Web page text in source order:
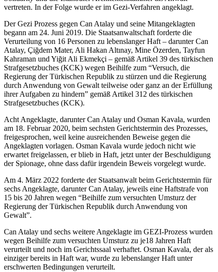
vertreten. In der Folge wurde er im Gezi-Verfahren angeklagt.
Der Gezi Prozess gegen Can Atalay und seine Mitangeklagten
begann am 24. Juni 2019. Die Staatsanwaltschaft forderte die
Verurteilung von 16 Personen zu lebenslanger Haft – darunter Can
Atalay, Çiğdem Mater, Ali Hakan Altınay, Mine Özerden, Tayfun
Kahraman und Yiğit Ali Ekmekçi – gemäß Artikel 39 des türkischen
Strafgesetzbuches (KCK) wegen Beihilfe zum “Versuch, die
Regierung der Türkischen Republik zu stürzen und die Regierung
durch Anwendung von Gewalt teilweise oder ganz an der Erfüllung
ihrer Aufgaben zu hindern” gemäß Artikel 312 des türkischen
Strafgesetzbuches (KCK).
Acht Angeklagte, darunter Can Atalay und Osman Kavala, wurden
am 18. Februar 2020, beim sechsten Gerichtstermin des Prozesses,
freigesprochen, weil keine ausreichenden Beweise gegen die
Angeklagten vorlagen. Osman Kavala wurde jedoch nicht wie
erwartet freigelassen, er blieb in Haft, jetzt unter der Beschuldigung
der Spionage, ohne dass dafür irgendein Beweis vorgelegt wurde.
Am 4. März 2022 forderte der Staatsanwalt beim Gerichtstermin für
sechs Angeklagte, darunter Can Atalay, jeweils eine Haftstrafe von
15 bis 20 Jahren wegen “Beihilfe zum versuchten Umsturz der
Regierung der Türkischen Republik durch Anwendung von
Gewalt”.
Can Atalay und sechs weitere Angeklagte im GEZI-Prozess wurden
wegen Beihilfe zum versuchten Umsturz zu je18 Jahren Haft
verurteilt und noch im Gerichtssaal verhaftet. Osman Kavala, der als
einziger bereits in Haft war, wurde zu lebenslanger Haft unter
erschwerten Bedingungen verurteilt.